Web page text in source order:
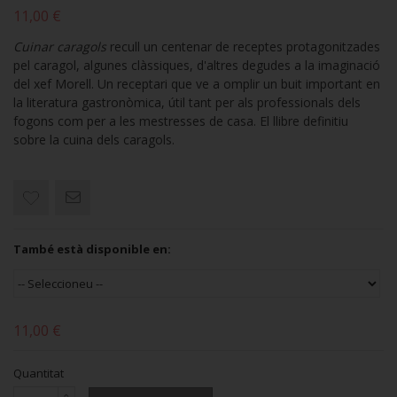
11,00 €
Cuinar caragols recull un centenar de receptes protagonitzades
pel caragol, algunes clàssiques, d'altres degudes a la imaginació
del xef Morell. Un receptari que ve a omplir un buit important en
la literatura gastronòmica, útil tant per als professionals dels
fogons com per a les mestresses de casa. El llibre definitiu
sobre la cuina dels caragols.
També està disponible en:
11,00 €
Quantitat